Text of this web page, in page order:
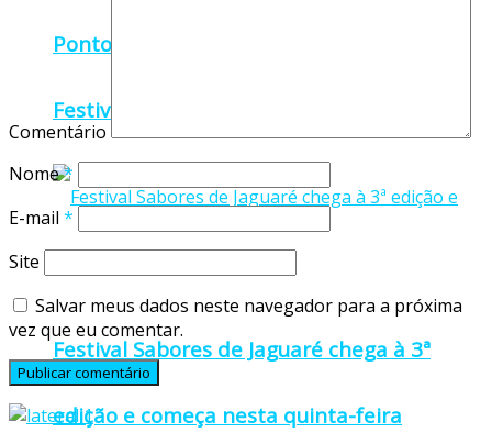
Ponto Belo divulga programação oficial do
Festival da Morena 2026
Festival Sabores de Jaguaré chega à 3ª
edição e começa nesta quinta-feira
Comentário
Nome*
E-mail *
Site
Salvar meus dados neste navegador para a próxima
vez que eu comentar.